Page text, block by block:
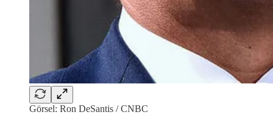
Görsel: Ron DeSantis / CNBC